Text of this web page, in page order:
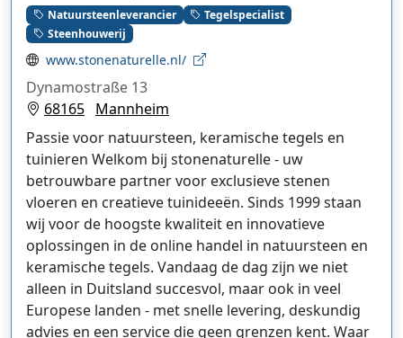
Natuursteenleverancier
Tegelspecialist
Steenhouwerij
www.stonenaturelle.nl/
Dynamostraße 13
68165 Mannheim
Passie voor natuursteen, keramische tegels en
tuinieren Welkom bij stonenaturelle - uw
betrouwbare partner voor exclusieve stenen
vloeren en creatieve tuinideeën. Sinds 1999 staan
wij voor de hoogste kwaliteit en innovatieve
oplossingen in de online handel in natuursteen en
keramische tegels. Vandaag de dag zijn we niet
alleen in Duitsland succesvol, maar ook in veel
Europese landen - met snelle levering, deskundig
advies en een service die geen grenzen kent. Waar